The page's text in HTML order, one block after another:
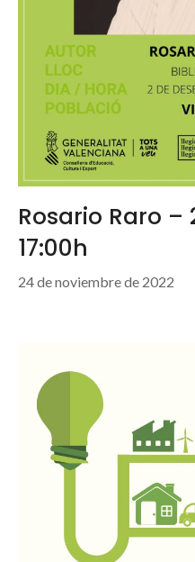
Rosario Raro
17:00h
24 de noviembre de 2022